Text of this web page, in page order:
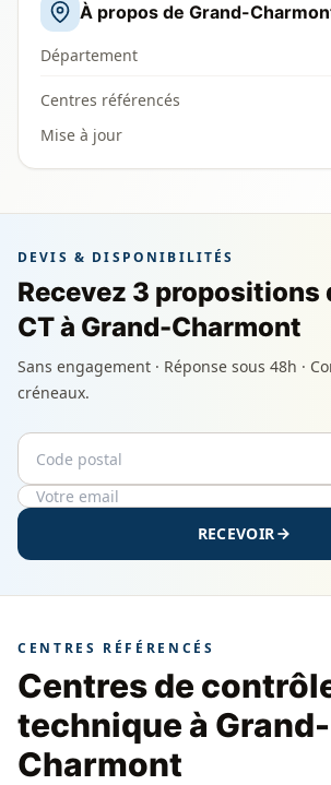
À propos de Grand-
Département
Centres référencés
Mise à jour
DEVIS & DISPONIBILITÉS
Recevez 3 propositions
CT à Grand-Charmont
Sans engagement · Réponse sous 48h ·
créneaux.
Code postal
Email
RECEVOIR
CENTRES RÉFÉRENCÉS
Centres de
technique à Grand-
Charmont